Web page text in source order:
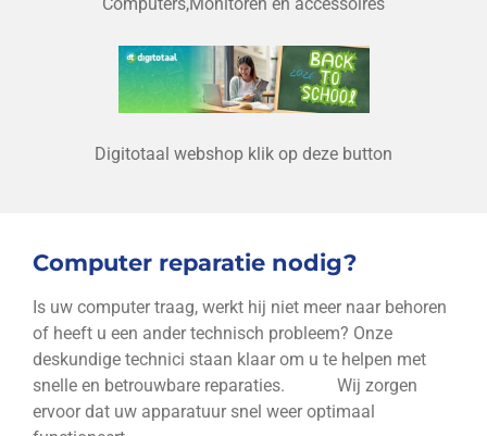
Digitotaal webshop klik op deze button
Computer reparatie nodig?
Is uw computer traag, werkt hij niet meer naar behoren
of heeft u een ander technisch probleem? Onze
deskundige technici staan klaar om u te helpen met
snelle en betrouwbare reparaties. Wij zorgen
ervoor dat uw apparatuur snel weer optimaal